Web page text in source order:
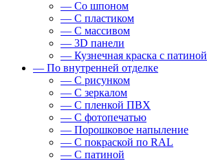
— Со шпоном
— С пластиком
— С массивом
— 3D панели
— Кузнечная краска с патиной
— По внутренней отделке
— С рисунком
— С зеркалом
— С пленкой ПВХ
— С фотопечатью
— Порошковое напыление
— С покраской по RAL
— С патиной